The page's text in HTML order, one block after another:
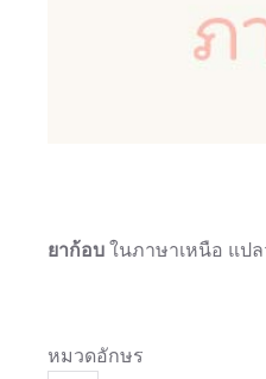
ยาก้อบ ในภาษาเหนือ แป
หมวดอักษร